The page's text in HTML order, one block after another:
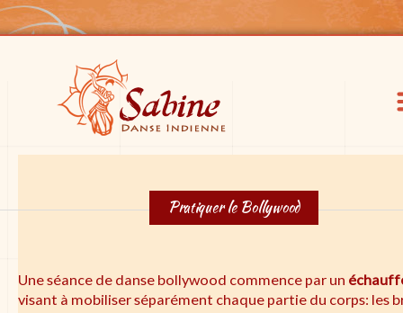
Pratiquer le Bollywood
Une séance de danse bollywood commence par un
visant à mobiliser séparément chaque partie du corps: les